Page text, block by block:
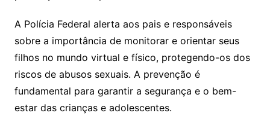
A Polícia Federal alerta aos pais e responsáveis
sobre a importância de monitorar e orientar seus
filhos no mundo virtual e físico, protegendo-os dos
riscos de abusos sexuais. A prevenção é
fundamental para garantir a segurança e o bem-
estar das crianças e adolescentes.